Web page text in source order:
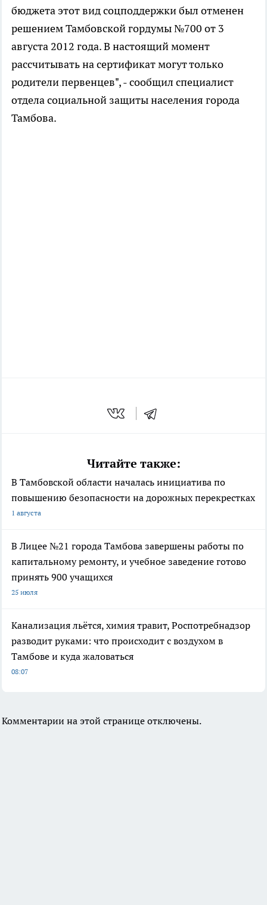
бюджета этот вид соцподдержки был отменен
решением Тамбовской гордумы №700 от 3
августа 2012 года. В настоящий момент
рассчитывать на сертификат могут только
родители первенцев", - сообщил специалист
отдела социальной защиты населения города
Тамбова.
Читайте также:
В Тамбовской области началась инициатива по
повышению безопасности на дорожных перекрестках
1 августа
В Лицее №21 города Тамбова завершены работы по
капитальному ремонту, и учебное заведение готово
принять 900 учащихся
25 июля
Канализация льётся, химия травит, Роспотребнадзор
разводит руками: что происходит с воздухом в
Тамбове и куда жаловаться
08:07
Комментарии на этой странице отключены.